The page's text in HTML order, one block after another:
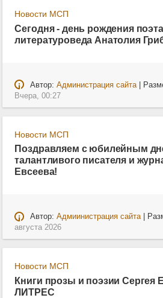
Новости МСП
Сегодня - день рождения
литературоведа Анатолия
Автор: Администрация сайта|
Вчера, 00:27
Новости МСП
Поздравляем с юбилейным
талантливого писателя и
Евсеева!
Автор: Адмиинистрация сайта|
августа 2026
Новости МСП
Книги прозы и поэзии Сергея
ЛИТРЕС